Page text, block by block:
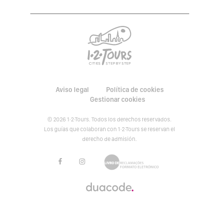
Aviso legal
Política de cookies
Gestionar cookies
© 2026 1·2·Tours. Todos los derechos reservados.
Los guías que colaboran con 1·2·Tours se reservan el
derecho de admisión.